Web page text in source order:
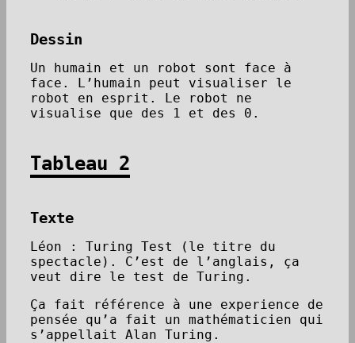
Dessin
Un humain et un robot sont face à
face. L’humain peut visualiser le
robot en esprit. Le robot ne
visualise que des 1 et des 0.
Tableau 2
Texte
Léon : Turing Test (le titre du
spectacle). C’est de l’anglais, ça
veut dire le test de Turing.
Ça fait référence à une experience de
pensée qu’a fait un mathématicien qui
s’appellait Alan Turing.